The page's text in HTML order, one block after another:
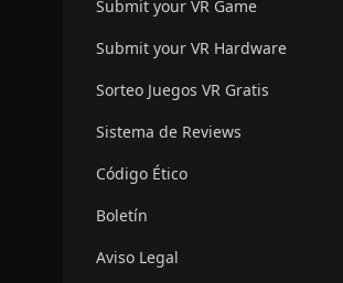
Submit your VR Game
Submit your VR Hardware
Sorteo Juegos VR Gratis
Sistema de Reviews
Código Ético
Boletín
Aviso Legal